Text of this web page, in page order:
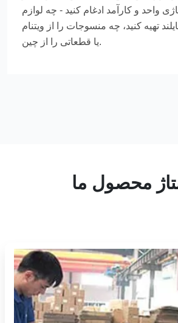
واحد و کارآمد ادغام کنید - چه لوازم
تهیه کنید، چه منسوجات را از ویتنام
یا قطعاتی را از چین.
محصول ما